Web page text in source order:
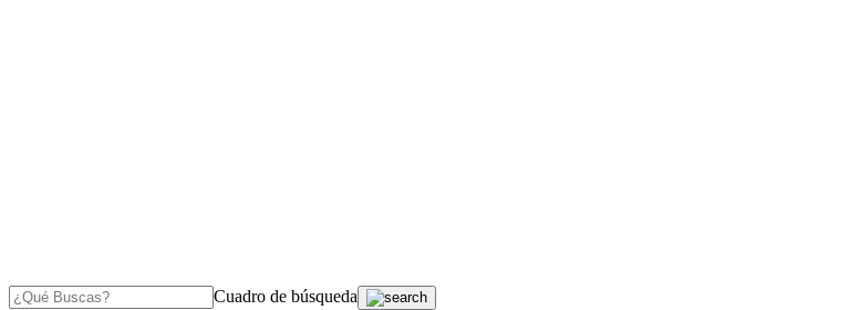
Cuadro de búsqueda